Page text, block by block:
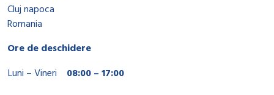
Cluj napoca
Romania
Ore de deschidere
Luni – Vineri
08:00 – 17:00